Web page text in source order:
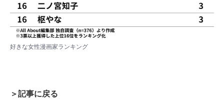
好きな女性漫画家ランキング
＞記事に戻る